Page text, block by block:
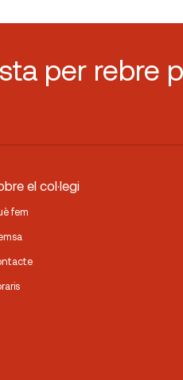
per rebre
el col·legi
fem